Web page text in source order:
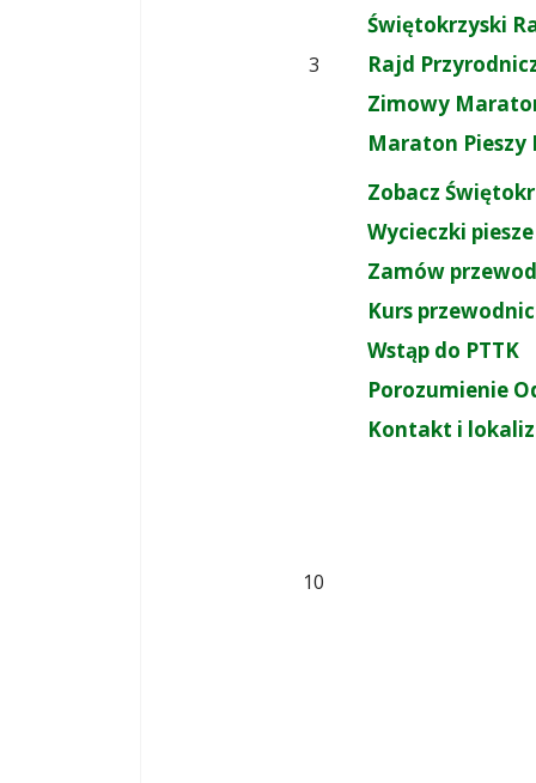
Świętokrzyski
Rajd
Zimowy
Maraton Pieszy
Zobacz
Wycieczki piesze
Zamów
Kurs
Wstąp do PTTK
Porozumienie
Kontakt i
3
10